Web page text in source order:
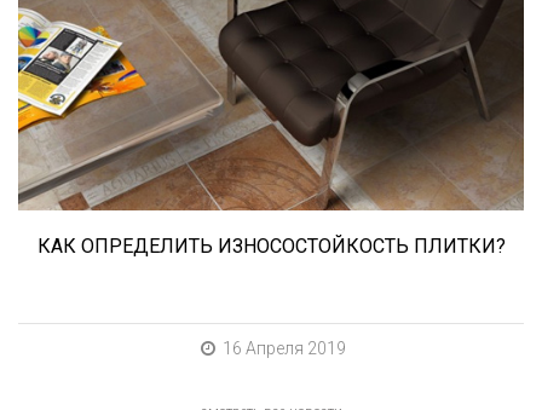
При выборе любой плитки важно важны не
только цвет и размер, но и ее
износостойкость. Как же определить
износостойкость керамической плитки и
керамогранита? Сейчас расскажем.
КАК ОПРЕДЕЛИТЬ ИЗНОСОСТОЙКОСТЬ ПЛИТКИ?
16 Апреля 2019